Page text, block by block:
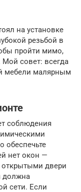
на установке
резьбой в
пройти мимо,
совет: всегда
мебели малярным
соблюдения
обеспечьте
нет окон —
открытыми двери
должна
сети. Если